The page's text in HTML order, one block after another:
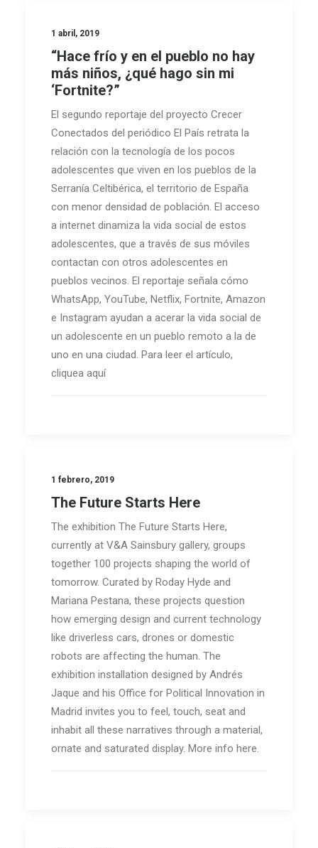
1 abril, 2019
“Hace frío y en el pueblo no hay
más niños, ¿qué hago sin mi
‘Fortnite?”
El segundo reportaje del proyecto Crecer
Conectados del periódico El País retrata la
relación con la tecnología de los pocos
adolescentes que viven en los pueblos de la
Serranía Celtibérica, el territorio de España
con menor densidad de población. El acceso
a internet dinamiza la vida social de estos
adolescentes, que a través de sus móviles
contactan con otros adolescentes en
pueblos vecinos. El reportaje señala cómo
WhatsApp, YouTube, Netflix, Fortnite, Amazon
e Instagram ayudan a acerar la vida social de
un adolescente en un pueblo remoto a la de
uno en una ciudad. Para leer el artículo,
cliquea aquí
1 febrero, 2019
The Future Starts Here
The exhibition The Future Starts Here,
currently at V&A Sainsbury gallery, groups
together 100 projects shaping the world of
tomorrow. Curated by Roday Hyde and
Mariana Pestana, these projects question
how emerging design and current technology
like driverless cars, drones or domestic
robots are affecting the human. The
exhibition installation designed by Andrés
Jaque and his Office for Political Innovation in
Madrid invites you to feel, touch, seat and
inhabit all these narratives through a material,
ornate and saturated display. More info here.